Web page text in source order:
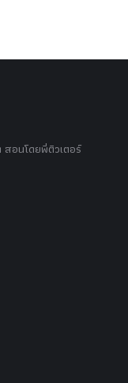
อนโดยพี่ติวเตอร์